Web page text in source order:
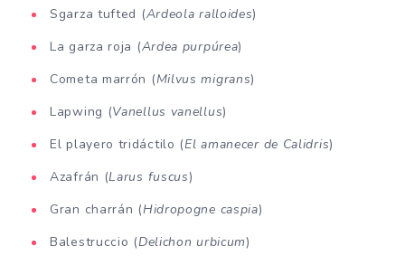
Sgarza tufted (Ardeola ralloides)
La garza roja (Ardea purpúrea)
Cometa marrón (Milvus migrans)
Lapwing (Vanellus vanellus)
El playero tridáctilo (El amanecer de Calidris)
Azafrán (Larus fuscus)
Gran charrán (Hidropogne caspia)
Balestruccio (Delichon urbicum)